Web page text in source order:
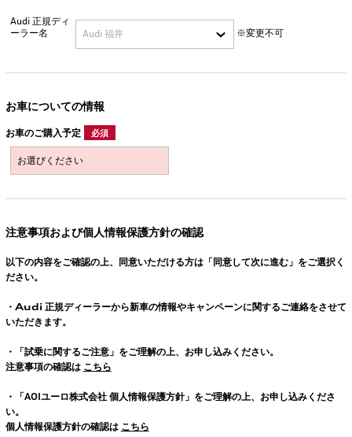
Audi 正規ディ
ーラー名
※変更不可
お車についての情報
お車のご購入予定 必須
注意事項および個人情報保護方針の確認
以下の内容をご確認の上、同意いただける方は「同意して次に進む」をご選択く
ださい。
・ Audi 正規ディーラーから新車の情報やキャンペーンに関するご連絡をさせて
いただきます。
・「試乗に関するご注意」をご理解の上、お申し込みください。
注意事項の確認は こちら
・「AOIユーロ株式会社 個人情報保護方針」をご理解の上、お申し込みくださ
い。
個人情報保護方針の確認は こちら